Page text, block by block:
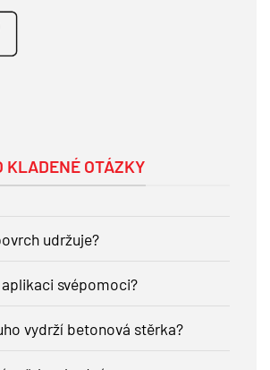
KLADENÉ OTÁZKY
udržuje?
svépomoci?
vydrží betonová stěrka?